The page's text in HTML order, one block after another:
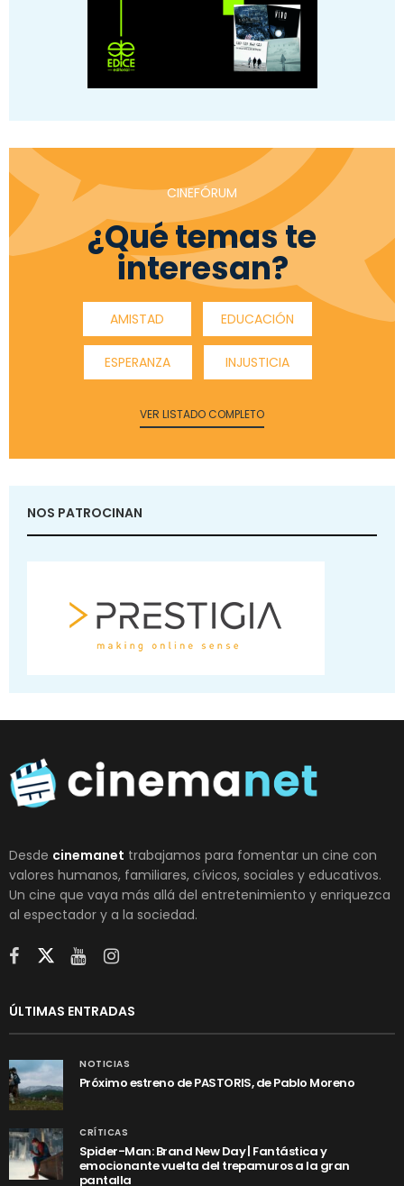
CINEFÓRUM
¿Qué temas te
interesan?
AMISTAD EDUCACIÓN
ESPERANZA INJUSTICIA
VER LISTADO COMPLETO
NOS PATROCINAN
Desde cinemanet trabajamos para fomentar un cine con
valores humanos, familiares, cívicos, sociales y educativos.
Un cine que vaya más allá del entretenimiento y enriquezca
al espectador y a la sociedad.
ÚLTIMAS ENTRADAS
NOTICIAS
Próximo estreno de PASTORIS, de Pablo Moreno
CRÍTICAS
Spider-Man: Brand New Day | Fantástica y
emocionante vuelta del trepamuros a la gran
pantalla